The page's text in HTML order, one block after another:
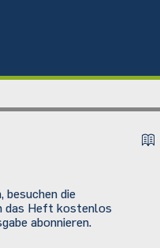
die
das Heft kostenlos
abonnieren.